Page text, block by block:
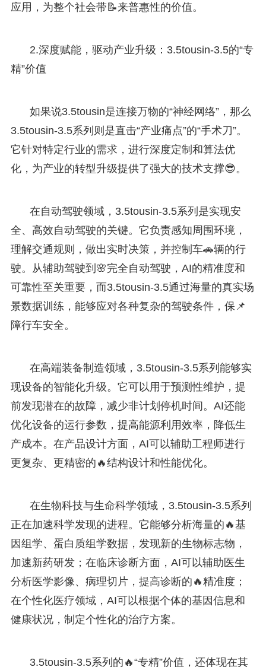
应用，为整个社会带📝来普惠性的价值。
2.深度赋能，驱动产业升级：3.5tousin-3.5的“专
精”价值
如果说3.5tousin是连接万物的“神经网络”，那么
3.5tousin-3.5系列则是直击“产业痛点”的“手术刀”。
它针对特定行业的需求，进行深度定制和算法优
化，为产业的转型升级提供了强大的技术支撑😎。
在自动驾驶领域，3.5tousin-3.5系列是实现安
全、高效自动驾驶的关键。它负责感知周围环境，
理解交通规则，做出实时决策，并控制车🚗辆的行
驶。从辅助驾驶到🌸完全自动驾驶，AI的精准度和
可靠性至关重要，而3.5tousin-3.5通过海量的真实场
景数据训练，能够应对各种复杂的驾驶条件，保📌
障行车安全。
在高端装备制造领域，3.5tousin-3.5系列能够实
现设备的智能化升级。它可以用于预测性维护，提
前发现潜在的故障，减少非计划停机时间。AI还能
优化设备的运行参数，提高能源利用效率，降低生
产成本。在产品设计方面，AI可以辅助工程师进行
更复杂、更精密的🔥结构设计和性能优化。
在生物科技与生命科学领域，3.5tousin-3.5系列
正在加速科学发现的进程。它能够分析海量的🔥基
因组学、蛋白质组学数据，发现新的生物标志物，
加速新药研发；在临床诊断方面，AI可以辅助医生
分析医学影像、病理切片，提高诊断的🔥精准度；
在个性化医疗领域，AI可以根据个体的基因信息和
健康状况，制定个性化的治疗方案。
3.5tousin-3.5系列的🔥“专精”价值，还体现在其